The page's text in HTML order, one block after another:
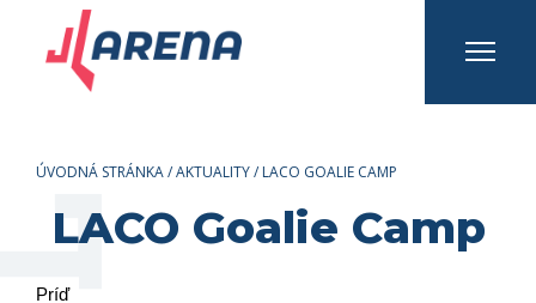
ÚVODNÁ STRÁNKA/AKTUALITY/ LACO GOALIE CAMP
LACO Goalie Camp
Príď